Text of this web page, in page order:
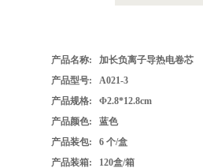
产品名称:
加长负离子导热电卷芯
产品型号: A021-3
产品规格: Φ2.8*12.8cm
产品颜色: 蓝色
产品装包: 6 个/盒
产品装箱: 120盒/箱